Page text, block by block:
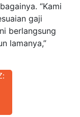
“Kami
gaji
berlangsung
lamanya,”